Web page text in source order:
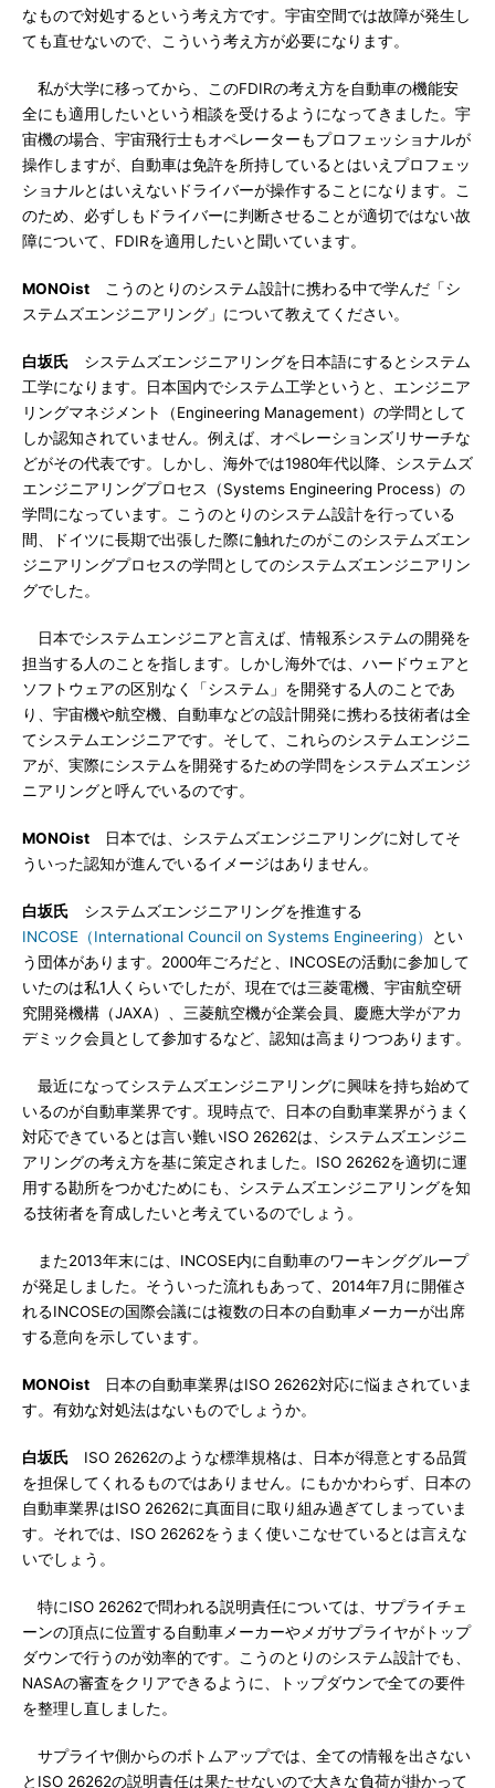
なもので対処するという考え方です。宇宙空間では故障が発生し
ても直せないので、こういう考え方が必要になります。
私が大学に移ってから、このFDIRの考え方を自動車の機能安
全にも適用したいという相談を受けるようになってきました。宇
宙機の場合、宇宙飛行士もオペレーターもプロフェッショナルが
操作しますが、自動車は免許を所持しているとはいえプロフェッ
ショナルとはいえないドライバーが操作することになります。こ
のため、必ずしもドライバーに判断させることが適切ではない故
障について、FDIRを適用したいと聞いています。
MONOist こうのとりのシステム設計に携わる中で学んだ「シ
ステムズエンジニアリング」について教えてください。
白坂氏 システムズエンジニアリングを日本語にするとシステム
工学になります。日本国内でシステム工学というと、エンジニア
リングマネジメント（Engineering Management）の学問として
しか認知されていません。例えば、オペレーションズリサーチな
どがその代表です。しかし、海外では1980年代以降、システムズ
エンジニアリングプロセス（Systems Engineering Process）の
学問になっています。こうのとりのシステム設計を行っている
間、ドイツに長期で出張した際に触れたのがこのシステムズエン
ジニアリングプロセスの学問としてのシステムズエンジニアリン
グでした。
日本でシステムエンジニアと言えば、情報系システムの開発を
担当する人のことを指します。しかし海外では、ハードウェアと
ソフトウェアの区別なく「システム」を開発する人のことであ
り、宇宙機や航空機、自動車などの設計開発に携わる技術者は全
てシステムエンジニアです。そして、これらのシステムエンジニ
アが、実際にシステムを開発するための学問をシステムズエンジ
ニアリングと呼んでいるのです。
MONOist 日本では、システムズエンジニアリングに対してそ
ういった認知が進んでいるイメージはありません。
白坂氏 システムズエンジニアリングを推進する
INCOSE（International Council on Systems Engineering）
とい
う団体があります。2000年ごろだと、INCOSEの活動に参加して
いたのは私1人くらいでしたが、現在では三菱電機、宇宙航空研
究開発機構（JAXA）、三菱航空機が企業会員、慶應大学がアカ
デミック会員として参加するなど、認知は高まりつつあります。
最近になってシステムズエンジニアリングに興味を持ち始めて
いるのが自動車業界です。現時点で、日本の自動車業界がうまく
対応できているとは言い難いISO 26262は、システムズエンジニ
アリングの考え方を基に策定されました。ISO 26262を適切に運
用する勘所をつかむためにも、システムズエンジニアリングを知
る技術者を育成したいと考えているのでしょう。
また2013年末には、INCOSE内に自動車のワーキンググループ
が発足しました。そういった流れもあって、2014年7月に開催さ
れるINCOSEの国際会議には複数の日本の自動車メーカーが出席
する意向を示しています。
MONOist 日本の自動車業界はISO 26262対応に悩まされていま
す。有効な対処法はないものでしょうか。
白坂氏 ISO 26262のような標準規格は、日本が得意とする品質
を担保してくれるものではありません。にもかかわらず、日本の
自動車業界はISO 26262に真面目に取り組み過ぎてしまっていま
す。それでは、ISO 26262をうまく使いこなせているとは言えな
いでしょう。
特にISO 26262で問われる説明責任については、サプライチェ
ーンの頂点に位置する自動車メーカーやメガサプライヤがトップ
ダウンで行うのが効率的です。こうのとりのシステム設計でも、
NASAの審査をクリアできるように、トップダウンで全ての要件
を整理し直しました。
サプライヤ側からのボトムアップでは、全ての情報を出さない
とISO 26262の説明責任は果たせないので大きな負荷が掛かって